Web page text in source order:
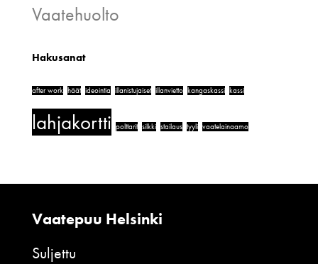
Vaatehuolto
Hakusanat
after work häät ideointia illanistujaiset illanvietto kangaskassi kassi
lahjakortti polttarit silkki stailaus tyyli vaatelainaamo
Vaatepuu Helsinki
Suljettu